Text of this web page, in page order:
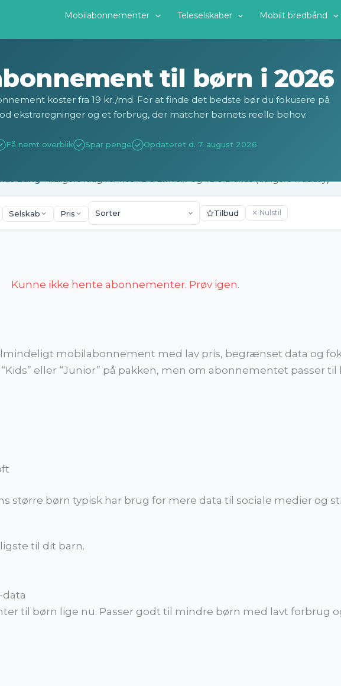
Mobilabonnementer Teleselskaber Mobilt bredbånd
til børn i 2026
koster fra 19 kr./md. For at finde det bedste bør du fokusere på
ekstraregninger og et forbrug, der matcher barnets reelle behov.
Få nemt overblik Spar penge Opdateret d. 7. august 2026
Selskab Pris Tilbud ✕ Nulstil
Kunne ikke hente abonnementer. Prøv igen.
mobilabonnement med lav pris, begrænset data og
eller “Junior” på pakken, men om abonnementet passer til
større børn typisk har brug for mere data til sociale medier og
til dit barn.
data
til børn lige nu. Passer godt til mindre børn med lavt forbrug